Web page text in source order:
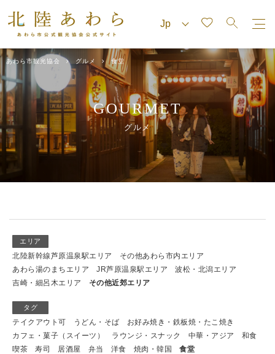
あわら市観光協会 グルメ 食堂
GOURMET
グルメ
エリア
北陸新幹線芦原温泉駅エリア
その他あわら市内エリア
あわら湯のまちエリア
JR芦原温泉駅エリア
波松・北潟エリア
吉崎・細呂木エリア
その他近郊エリア
タグ
テイクアウト可 うどん・そば
お好み焼き・鉄板焼・たこ焼き
カフェ・菓子（スイーツ）
ラウンジ・スナック 中華・アジア
和食
喫茶
寿司 居酒屋 弁当 洋食 焼肉・韓国 食堂